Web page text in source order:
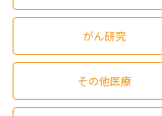
がん研究
その他医療